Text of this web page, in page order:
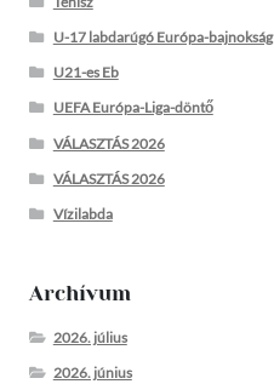
U-17 labdarúgó Európa-bajnokság
U21-es Eb
UEFA Európa-Liga-döntő
VÁLASZTÁS 2026
VÁLASZTÁS 2026
Vízilabda
Archívum
2026. július
2026. június